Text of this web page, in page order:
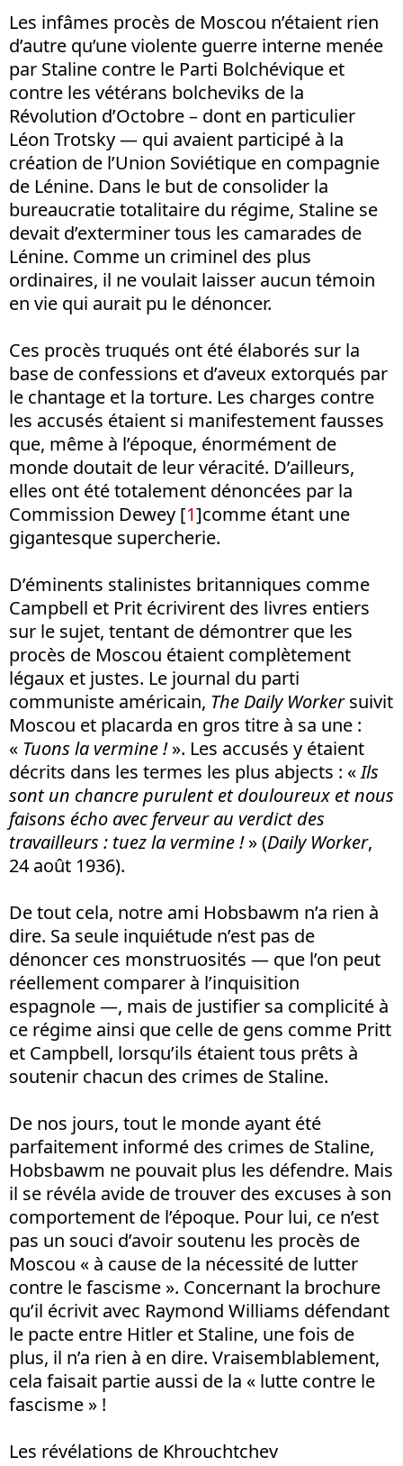
Les infâmes procès de Moscou n’étaient rien
d’autre qu’une violente guerre interne menée
par Staline contre le Parti Bolchévique et
contre les vétérans bolcheviks de la
Révolution d’Octobre – dont en particulier
Léon Trotsky — qui avaient participé à la
création de l’Union Soviétique en compagnie
de Lénine. Dans le but de consolider la
bureaucratie totalitaire du régime, Staline se
devait d’exterminer tous les camarades de
Lénine. Comme un criminel des plus
ordinaires, il ne voulait laisser aucun témoin
en vie qui aurait pu le dénoncer.
Ces procès truqués ont été élaborés sur la
base de confessions et d’aveux extorqués par
le chantage et la torture. Les charges contre
les accusés étaient si manifestement fausses
que, même à l’époque, énormément de
monde doutait de leur véracité. D’ailleurs,
elles ont été totalement dénoncées par la
Commission Dewey [1]comme étant une
gigantesque supercherie.
D’éminents stalinistes britanniques comme
Campbell et Prit écrivirent des livres entiers
sur le sujet, tentant de démontrer que les
procès de Moscou étaient complètement
légaux et justes. Le journal du parti
communiste américain, The Daily Workersuivit
Moscou et placarda en gros titre à sa une :
« Tuons la vermine !». Les accusés y étaient
décrits dans les termes les plus abjects : «Ils
sont un chancre purulent et douloureux et nous
faisons écho avec ferveur au verdict des
travailleurs : tuez la vermine !» (Daily Worker,
24 août 1936).
De tout cela, notre ami Hobsbawm n’a rien à
dire. Sa seule inquiétude n’est pas de
dénoncer ces monstruosités — que l’on peut
réellement comparer à l’inquisition
espagnole —, mais de justifier sa complicité à
ce régime ainsi que celle de gens comme Pritt
et Campbell, lorsqu’ils étaient tous prêts à
soutenir chacun des crimes de Staline.
De nos jours, tout le monde ayant été
parfaitement informé des crimes de Staline,
Hobsbawm ne pouvait plus les défendre. Mais
il se révéla avide de trouver des excuses à son
comportement de l’époque. Pour lui, ce n’est
pas un souci d’avoir soutenu les procès de
Moscou « à cause de la nécessité de lutter
contre le fascisme ». Concernant la brochure
qu’il écrivit avec Raymond Williams défendant
le pacte entre Hitler et Staline, une fois de
plus, il n’a rien à en dire. Vraisemblablement,
cela faisait partie aussi de la « lutte contre le
fascisme » !
Les révélations de Khrouchtchev